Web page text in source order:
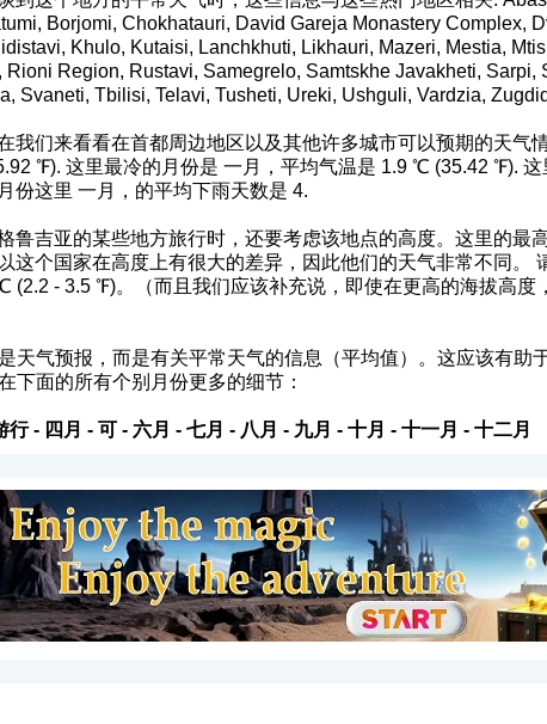
Borjomi, Chokhatauri, David Gareja Monastery Complex,
Khulo, Kutaisi, Lanchkhuti, Likhauri, Mazeri, Mestia,
Rioni Region, Rustavi, Samegrelo, Samtskhe Javakheti,
Svaneti, Tbilisi, Telavi, Tusheti, Ureki, Ushguli, Vardzia,
我们来看看在首都周边地区以及其他许多城市可以预期的天
℉). 这里最冷的月份是 一月，平均气温是 1.9 ℃ (35.42 ℉).
份这里 一月，的平均下雨天数是 4.
鲁吉亚的某些地方旅行时，还要考虑该地点的高度。这里的最
这个国家在高度上有很大的差异，因此他们的天气非常不同。
(2.2 - 3.5 ℉)。（而且我们应该补充说，即使在更高的海拔高度
天气预报，而是有关平常天气的信息（平均值）。这应该有助
下面的所有个别月份更多的细节：
行- 四月 - 可- 六月 - 七月 - 八月 - 九月 - 十月 - 十一月 - 十二月